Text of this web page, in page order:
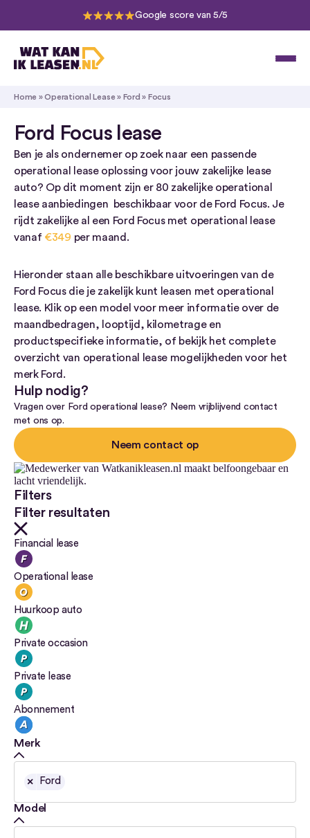
Google score van 5/5
Home »Operational Lease » Ford » Focus
Ford Focus lease
Ben je als ondernemer op zoek naar een passende
operational lease oplossing voor jouw zakelijke lease
auto? Op dit moment zijn er 80 zakelijke operational
lease aanbiedingen beschikbaar voor de Ford Focus. Je
rijdt zakelijke al een Ford Focus met operational lease
vanaf €349 per maand.
Hieronder staan alle beschikbare uitvoeringen van de
Ford Focus die je zakelijk kunt leasen met operational
lease. Klik op een model voor meer informatie over de
maandbedragen, looptijd, kilometrage en
productspecifieke informatie, of bekijk het complete
overzicht van operational lease mogelijkheden voor het
merk Ford.
Hulp nodig?
Vragen over Ford operational lease? Neem vrijblijvend contact
met ons op.
Neem contact op
Filters
Filter resultaten
Financial lease
Operational lease
Huurkoop auto
Private occasion
Private lease
Abonnement
Merk
× Ford
Model